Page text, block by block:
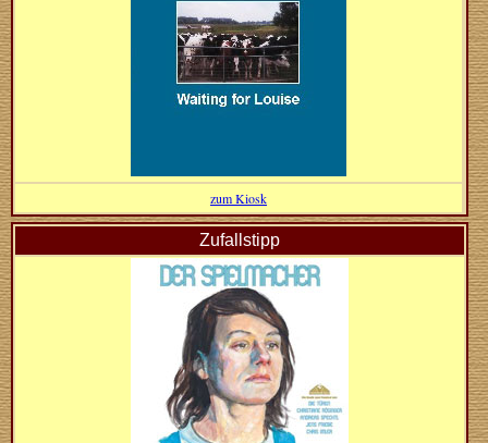
zum Kiosk
Zufallstipp